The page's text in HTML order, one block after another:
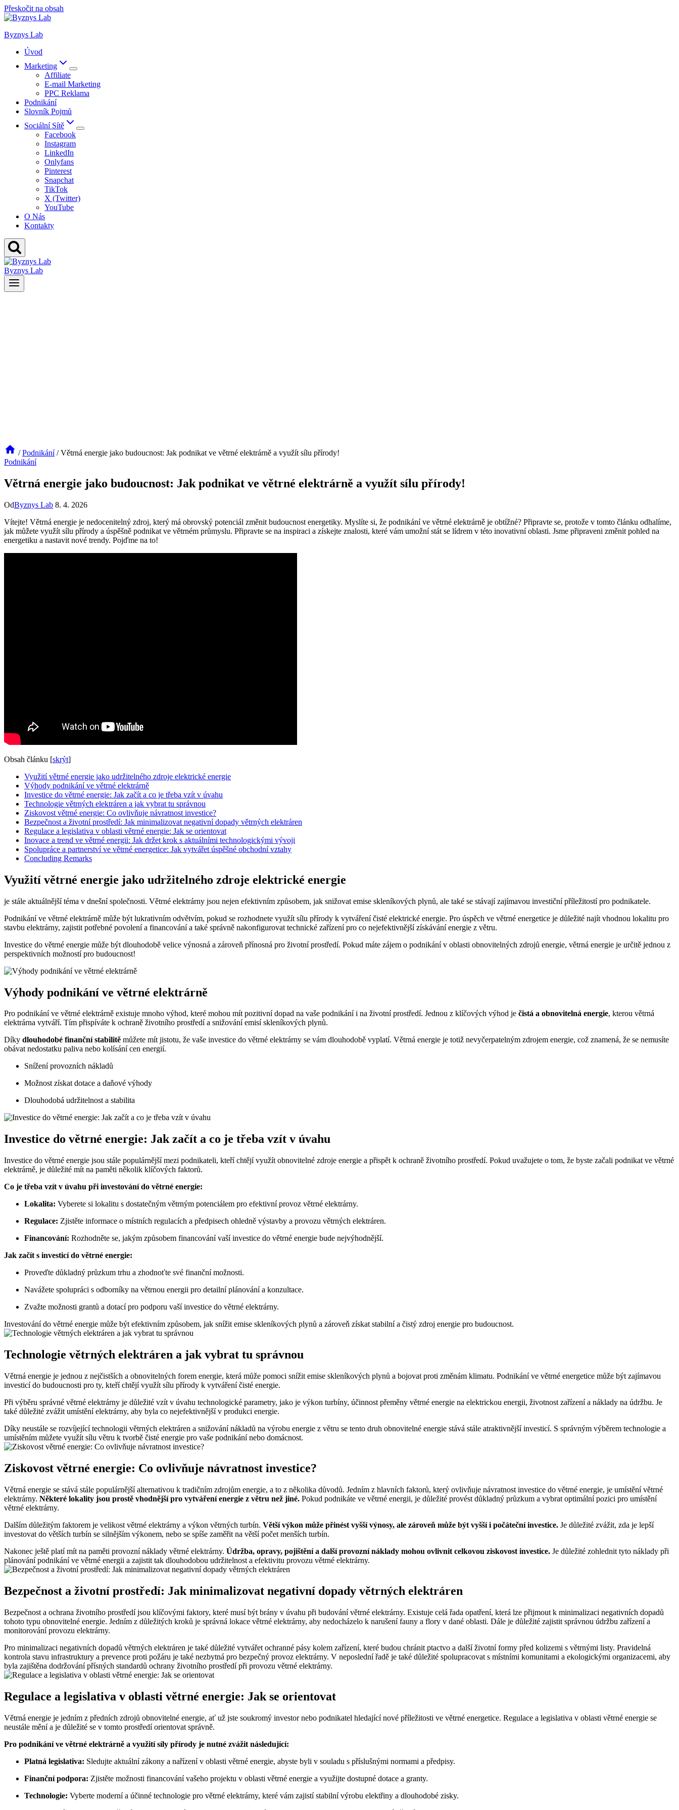
Přeskočit na obsah
Byznys Lab
Úvod
Marketing
Affiliate
E-mail Marketing
PPC Reklama
Podnikání
Slovník Pojmů
Sociální Sítě
Facebook
Instagram
LinkedIn
Onlyfans
Pinterest
Snapchat
TikTok
X (Twitter)
YouTube
O Nás
Kontakty
Byznys Lab
/ Podnikání / Větrná energie jako budoucnost: Jak podnikat ve větrné elektrárně a využít sílu přírody!
Podnikání
Větrná energie jako budoucnost: Jak podnikat ve větrné elektrárně a využít sílu přírody!
OdByznys Lab 8. 4. 2026
Vítejte! Větrná energie je nedocenitelný zdroj, který má obrovský potenciál změnit budoucnost energetiky. Myslíte si, že podnikání ve větrné elektrárně je obtížné? Připravte se, protože v tomto článku odhalíme,
jak můžete využít sílu přírody a úspěšně podnikat ve větrném průmyslu. Připravte se na inspiraci a získejte znalosti, které vám umožní stát se lídrem v této inovativní oblasti. Jsme připraveni změnit pohled na
energetiku a nastavit nové trendy. Pojďme na to!
Obsah článku [skrýt]
Využití větrné energie jako udržitelného zdroje elektrické energie
Výhody podnikání ve větrné elektrárně
Investice do větrné energie: Jak začít a co je třeba vzít v úvahu
Technologie větrných elektráren a jak vybrat tu správnou
Ziskovost větrné energie: Co ovlivňuje návratnost investice?
Bezpečnost a životní prostředí: Jak minimalizovat negativní dopady větrných elektráren
Regulace a legislativa v oblasti větrné energie: Jak se orientovat
Inovace a trend ve větrné energii: Jak držet krok s aktuálními technologickými vývoji
Spolupráce a partnerství ve větrné energetice: Jak vytvářet úspěšné obchodní vztahy
Concluding Remarks
Využití větrné energie jako udržitelného zdroje elektrické energie
je stále aktuálnější téma v dnešní společnosti. Větrné elektrárny jsou nejen efektivním způsobem, jak snižovat emise skleníkových plynů, ale také se stávají zajímavou investiční příležitostí pro podnikatele.
Podnikání ve větrné elektrárně může být lukrativním odvětvím, pokud se rozhodnete využít sílu přírody k vytváření čisté elektrické energie. Pro úspěch ve větrné energetice je důležité najít vhodnou lokalitu pro
stavbu elektrárny, zajistit potřebné povolení a financování a také správně nakonfigurovat technické zařízení pro co nejefektivnější získávání energie z větru.
Investice do větrné energie může být dlouhodobě velice výnosná a zároveň přínosná pro životní prostředí. Pokud máte zájem o podnikání v oblasti obnovitelných zdrojů energie, větrná energie je určitě jednou z
perspektivních možností pro budoucnost!
Výhody podnikání ve větrné elektrárně
Pro podnikání ve větrné elektrárně existuje mnoho výhod, které mohou mít pozitivní dopad na vaše podnikání i na životní prostředí. Jednou z klíčových výhod je čistá a obnovitelná energie, kterou větrná
elektrárna vytváří. Tím přispíváte k ochraně životního prostředí a snižování emisí skleníkových plynů.
Díky dlouhodobé finanční stabilitě můžete mít jistotu, že vaše investice do větrné elektrárny se vám dlouhodobě vyplatí. Větrná energie je totiž nevyčerpatelným zdrojem energie, což znamená, že se nemusíte
obávat nedostatku paliva nebo kolísání cen energií.
Snížení provozních nákladů
Možnost získat dotace a daňové výhody
Dlouhodobá udržitelnost a stabilita
Investice do větrné energie: Jak začít a co je třeba vzít v úvahu
Investice do větrné energie jsou stále populárnější mezi podnikateli, kteří chtějí využít obnovitelné zdroje energie a přispět k ochraně životního prostředí. Pokud uvažujete o tom, že byste začali podnikat ve větrné
elektrárně, je důležité mít na paměti několik klíčových faktorů.
Co je třeba vzít v úvahu při investování do větrné energie:
Lokalita: Vyberete si lokalitu s dostatečným větrným potenciálem pro efektivní provoz větrné elektrárny.
Regulace: Zjistěte informace o místních regulacích a předpisech ohledně výstavby a provozu větrných elektráren.
Financování: Rozhodněte se, jakým způsobem financování vaší investice do větrné energie bude nejvýhodnější.
Jak začít s investicí do větrné energie:
Proveďte důkladný průzkum trhu a zhodnoťte své finanční možnosti.
Navážete spolupráci s odborníky na větrnou energii pro detailní plánování a konzultace.
Zvažte možnosti grantů a dotací pro podporu vaší investice do větrné elektrárny.
Investování do větrné energie může být efektivním způsobem, jak snížit emise skleníkových plynů a zároveň získat stabilní a čistý zdroj energie pro budoucnost.
Technologie větrných elektráren a jak vybrat tu správnou
Větrná energie je jednou z nejčistších a obnovitelných forem energie, která může pomoci snížit emise skleníkových plynů a bojovat proti změnám klimatu. Podnikání ve větrné energetice může být zajímavou
investicí do budoucnosti pro ty, kteří chtějí využít sílu přírody k vytváření čisté energie.
Při výběru správné větrné elektrárny je důležité vzít v úvahu technologické parametry, jako je výkon turbíny, účinnost přeměny větrné energie na elektrickou energii, životnost zařízení a náklady na údržbu. Je
také důležité zvážit umístění elektrárny, aby byla co nejefektivnější v produkci energie.
Díky neustále se rozvíjející technologii větrných elektráren a snižování nákladů na výrobu energie z větru se tento druh obnovitelné energie stává stále atraktivnější investicí. S správným výběrem technologie a
umístěním můžete využít sílu větru k tvorbě čisté energie pro vaše podnikání nebo domácnost.
Ziskovost větrné energie: Co ovlivňuje návratnost investice?
Větrná energie se stává stále populárnější alternativou k tradičním zdrojům energie, a to z několika důvodů. Jedním z hlavních faktorů, který ovlivňuje návratnost investice do větrné energie, je umístění větrné
elektrárny. Některé lokality jsou prostě vhodnější pro vytváření energie z větru než jiné. Pokud podnikáte ve větrné energii, je důležité provést důkladný průzkum a vybrat optimální pozici pro umístění
větrné elektrárny.
Dalším důležitým faktorem je velikost větrné elektrárny a výkon větrných turbín. Větší výkon může přinést vyšší výnosy, ale zároveň může být vyšší i počáteční investice. Je důležité zvážit, zda je lepší
investovat do větších turbín se silnějším výkonem, nebo se spíše zaměřit na větší počet menších turbín.
Nakonec ještě platí mít na paměti provozní náklady větrné elektrárny. Údržba, opravy, pojištění a další provozní náklady mohou ovlivnit celkovou ziskovost investice. Je důležité zohlednit tyto náklady při
plánování podnikání ve větrné energii a zajistit tak dlouhodobou udržitelnost a efektivitu provozu větrné elektrárny.
Bezpečnost a životní prostředí: Jak minimalizovat negativní dopady větrných elektráren
Bezpečnost a ochrana životního prostředí jsou klíčovými faktory, které musí být brány v úvahu při budování větrné elektrárny. Existuje celá řada opatření, která lze přijmout k minimalizaci negativních dopadů
tohoto typu obnovitelné energie. Jedním z důležitých kroků je správná lokace větrné elektrárny, aby nedocházelo k narušení fauny a flory v dané oblasti. Dále je důležité zajistit správnou údržbu zařízení a
monitorování provozu elektrárny.
Pro minimalizaci negativních dopadů větrných elektráren je také důležité vytvářet ochranné pásy kolem zařízení, které budou chránit ptactvo a další životní formy před kolizemi s větrnými listy. Pravidelná
kontrola stavu infrastruktury a prevence proti požáru je také nezbytná pro bezpečný provoz elektrárny. V neposlední řadě je také důležité spolupracovat s místními komunitami a ekologickými organizacemi, aby
byla zajištěna dodržování přísných standardů ochrany životního prostředí při provozu větrné elektrárny.
Regulace a legislativa v oblasti větrné energie: Jak se orientovat
Větrná energie je jedním z předních zdrojů obnovitelné energie, ať už jste soukromý investor nebo podnikatel hledající nové příležitosti ve větrné energetice. Regulace a legislativa v oblasti větrné energie se
neustále mění a je důležité se v tomto prostředí orientovat správně.
Pro podnikání ve větrné elektrárně a využití síly přírody je nutné zvážit následující:
Platná legislativa: Sledujte aktuální zákony a nařízení v oblasti větrné energie, abyste byli v souladu s příslušnými normami a předpisy.
Finanční podpora: Zjistěte možnosti financování vašeho projektu v oblasti větrné energie a využijte dostupné dotace a granty.
Technologie: Vyberte moderní a účinné technologie pro větrné elektrárny, které vám zajistí stabilní výrobu elektřiny a dlouhodobé zisky.